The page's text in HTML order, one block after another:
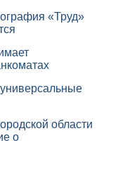
«Труд»
области
о